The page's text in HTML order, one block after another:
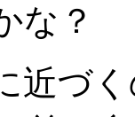
な？
近づ